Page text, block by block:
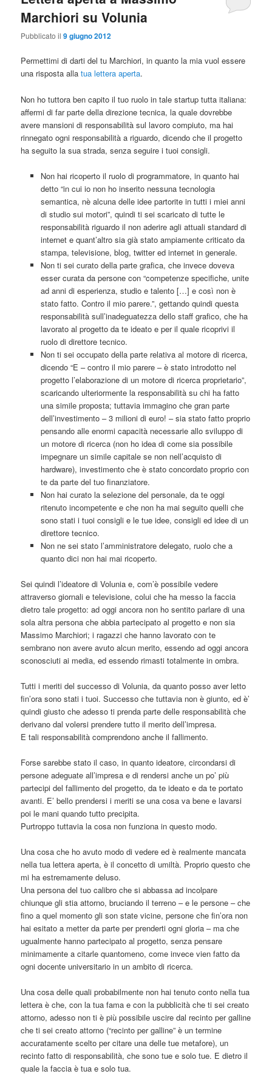
Marchiori su Volunia
Pubblicato il9 giugno 2012
Permettimi di darti del tu Marchiori, in quanto la mia vuol essere
una risposta allatua lettera aperta.
Non ho tuttora ben capito il tuo ruolo in tale startup tutta italiana:
affermi di far parte della direzione tecnica, la quale dovrebbe
avere mansioni di responsabilità sul lavoro compiuto, ma hai
rinnegato ogni responsabilità a riguardo, dicendo che il progetto
ha seguito la sua strada, senza seguire i tuoi consigli.
Non hai ricoperto il ruolo di programmatore, in quanto hai
detto “in cui io non ho inserito nessuna tecnologia
semantica, nè alcuna delle idee partorite in tutti i miei anni
di studio sui motori”, quindi ti sei scaricato di tutte le
responsabilità riguardo il non aderire agli attuali standard di
internet e quant’altro sia già stato ampiamente criticato da
stampa, televisione, blog, twitter ed internet in generale.
Non ti sei curato della parte grafica, che invece doveva
esser curata da persone con “competenze specifiche, unite
ad anni di esperienza, studio e talento […] e così non è
stato fatto. Contro il mio parere.”, gettando quindi questa
responsabilità sull’inadeguatezza dello staff grafico, che ha
lavorato al progetto da te ideato e per il quale ricoprivi il
ruolo di direttore tecnico.
Non ti sei occupato della parte relativa al motore di ricerca,
dicendo “E – contro il mio parere – è stato introdotto nel
progetto l’elaborazione di un motore di ricerca proprietario”,
scaricando ulteriormente la responsabilità su chi ha fatto
una simile proposta; tuttavia immagino che gran parte
dell’investimento – 3 milioni di euro! – sia stato fatto proprio
pensando alle enormi capacità necessarie allo sviluppo di
un motore di ricerca (non ho idea di come sia possibile
impegnare un simile capitale se non nell’acquisto di
hardware), investimento che è stato concordato proprio con
te da parte del tuo finanziatore.
Non hai curato la selezione del personale, da te oggi
ritenuto incompetente e che non ha mai seguito quelli che
sono stati i tuoi consigli e le tue idee, consigli ed idee di un
direttore tecnico.
Non ne sei stato l’amministratore delegato, ruolo che a
quanto dici non hai mai ricoperto.
Sei quindi l’ideatore di Volunia e, com’è possibile vedere
attraverso giornali e televisione, colui che ha messo la faccia
dietro tale progetto: ad oggi ancora non ho sentito parlare di una
sola altra persona che abbia partecipato al progetto e non sia
Massimo Marchiori; i ragazzi che hanno lavorato con te
sembrano non avere avuto alcun merito, essendo ad oggi ancora
sconosciuti ai media, ed essendo rimasti totalmente in ombra.
Tutti i meriti del successo di Volunia, da quanto posso aver letto
fin’ora sono stati i tuoi. Successo che tuttavia non è giunto, ed è’
quindi giusto che adesso ti prenda parte delle responsabilità che
derivano dal volersi prendere tutto il merito dell’impresa.
E tali responsabilità comprendono anche il fallimento.
Forse sarebbe stato il caso, in quanto ideatore, circondarsi di
persone adeguate all’impresa e di rendersi anche un po’ più
partecipi del fallimento del progetto, da te ideato e da te portato
avanti. E’ bello prendersi i meriti se una cosa va bene e lavarsi
poi le mani quando tutto precipita.
Purtroppo tuttavia la cosa non funziona in questo modo.
Una cosa che ho avuto modo di vedere ed è realmente mancata
nella tua lettera aperta, è il concetto di umiltà. Proprio questo che
mi ha estremamente deluso.
Una persona del tuo calibro che si abbassa ad incolpare
chiunque gli stia attorno, bruciando il terreno – e le persone – che
fino a quel momento gli son state vicine, persone che fin’ora non
hai esitato a metter da parte per prenderti ogni gloria – ma che
ugualmente hanno partecipato al progetto, senza pensare
minimamente a citarle quantomeno, come invece vien fatto da
ogni docente universitario in un ambito di ricerca.
Una cosa delle quali probabilmente non hai tenuto conto nella tua
lettera è che, con la tua fama e con la pubblicità che ti sei creato
attorno, adesso non ti è più possibile uscire dal recinto per galline
che ti sei creato attorno (“recinto per galline” è un termine
accuratamente scelto per citare una delle tue metafore), un
recinto fatto di responsabilità, che sono tue e solo tue. E dietro il
quale la faccia è tua e solo tua.